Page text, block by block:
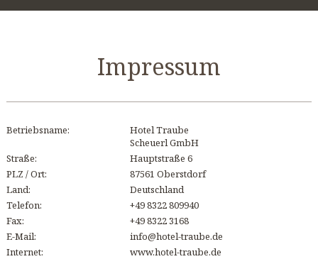
Impressum
Betriebsname:
Hotel Traube
Scheuerl GmbH
Straße:
Hauptstraße 6
PLZ / Ort:
87561 Oberstdorf
Land:
Deutschland
Telefon:
+49 8322 809940
Fax:
+49 8322 3168
E-Mail:
info@hotel-traube.de
Internet:
www.hotel-traube.de